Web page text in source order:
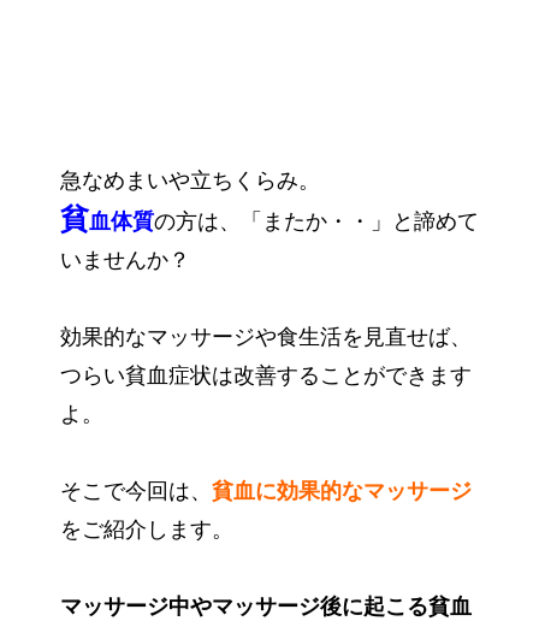
急なめまいや立ちくらみ。
貧血体質の方は、「またか・・」と諦めて
いませんか？
効果的なマッサージや食生活を見直せば、
つらい貧血症状は改善することができます
よ。
そこで今回は、 貧血に効果的なマッサージ
をご紹介します。
マッサージ中やマッサージ後に起こる貧血